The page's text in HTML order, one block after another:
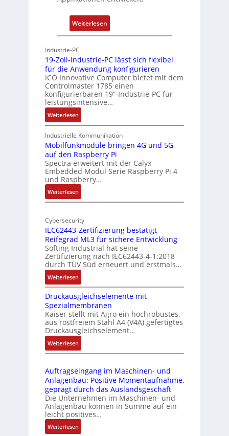
r
c
t
e
k
t
u
Weiterlesen:
P
s
i
c
a
I
a
n
d
E
g
e
Industrie-PC
19-Zoll-Industrie-PC lässt sich flexibel
für die Anwendung konfigurieren
ICO Innovative Computer bietet mit dem
Controlmaster 1785 einen
konfigurierbaren 19“-Industrie-PC für
leistungsintensive…
Weiterlesen:
1
9
-
Z
o
l
l
-
I
d
u
t
r
i
e
-
P
C
l
ä
s
s
s
c
h
f
l
e
Industrielle Kommunikation
Mobilfunkmodule bringen 4G und 5G
auf den Raspberry Pi
Spectra erweitert mit der Calyx
Embedded Modul Serie Raspberry Pi 4
und Raspberry…
Weiterlesen:
M
b
i
f
u
n
k
m
o
d
u
l
e
b
r
i
n
e
n
4
G
u
Cybersecurity
IEC62443-Zertifizierung bestätigt
Reifegrad ML3 für sichere Entwicklung
Softing Industrial hat seine
Zertifizierung nach IEC62443-4-1:2018
durch TÜV Süd erneuert und erstmals…
Weiterlesen:
I
E
C
6
2
4
4
3
Z
e
r
t
i
Druckausgleichselemente mit
Spezialmembranen
Kaiser stellt mit Agro ein hochrobustes,
aus rostfreiem Stahl A4 (V4A) gefertigtes
Druckausgleichselement…
Weiterlesen:
D
u
c
k
a
u
s
g
Auftragseingang im Maschinen- und
Anlagenbau: Positive Momentaufnahme,
geprägt durch das Auslandsgeschäft
Die Unternehmen im Maschinen- und
Anlagenbau können in Summe auf ein
leicht positives…
Weiterlesen: